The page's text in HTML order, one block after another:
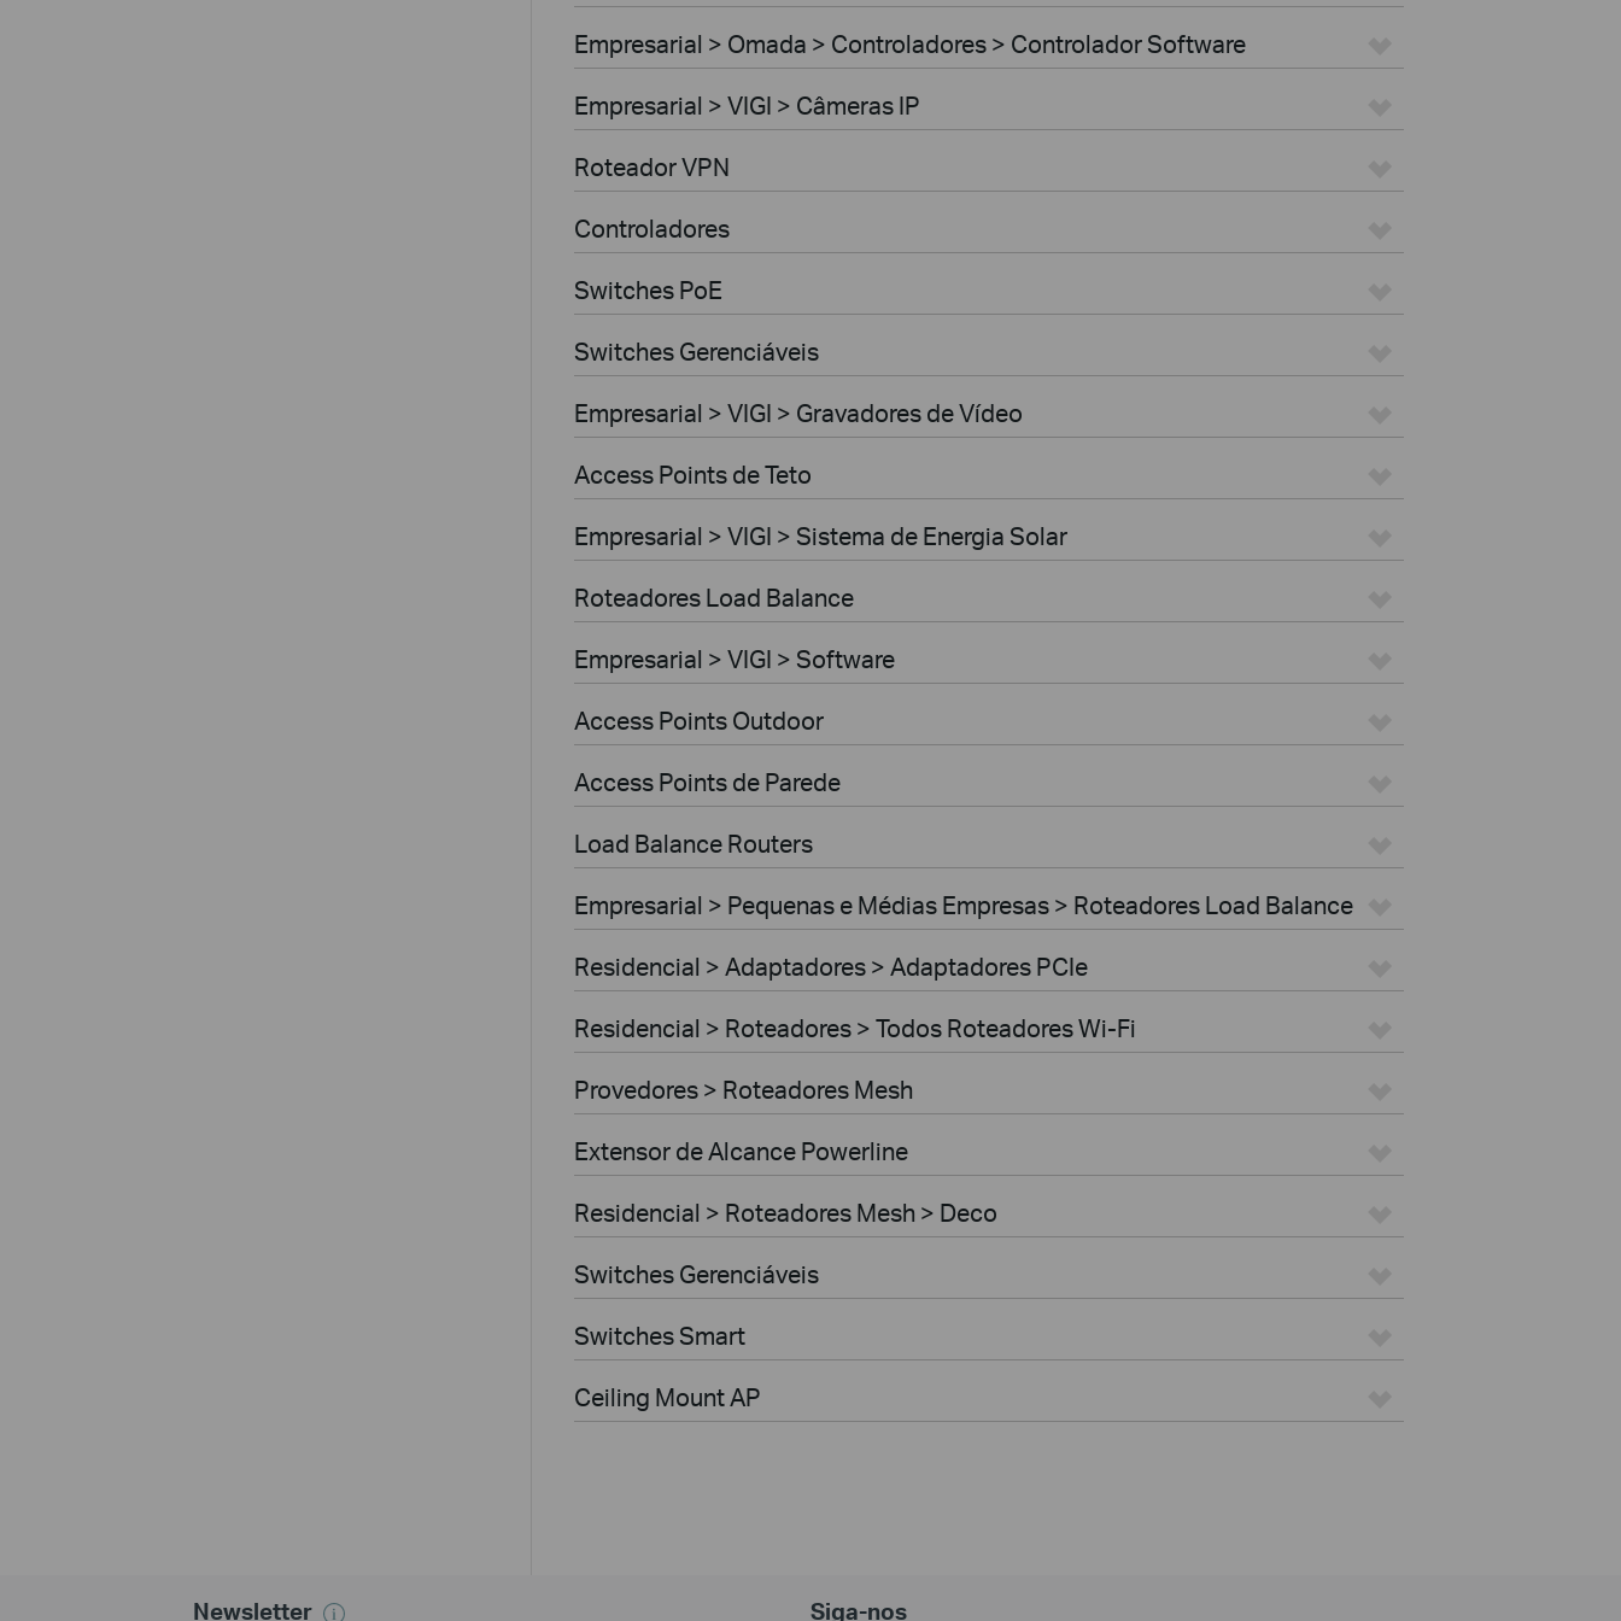
Empresarial > Omada > Controladores > Controlador Software
Empresarial > VIGI > Câmeras IP
Roteador VPN
Controladores
Switches PoE
Switches Gerenciáveis
Empresarial > VIGI > Gravadores de Vídeo
Access Points de Teto
Empresarial > VIGI > Sistema de Energia Solar
Roteadores Load Balance
Empresarial > VIGI > Software
Access Points Outdoor
Access Points de Parede
Load Balance Routers
Empresarial > Pequenas e Médias Empresas > Roteadores Load Balance
Residencial > Adaptadores > Adaptadores PCIe
Residencial > Roteadores > Todos Roteadores Wi-Fi
Provedores > Roteadores Mesh
Extensor de Alcance Powerline
Residencial > Roteadores Mesh > Deco
Switches Gerenciáveis
Switches Smart
Ceiling Mount AP
Newsletter Siga-nos